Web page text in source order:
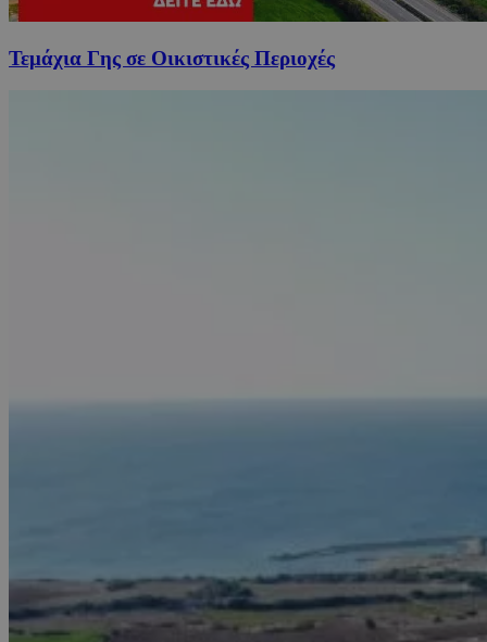
Τεμάχια Γης σε Οικιστικές Περιοχές